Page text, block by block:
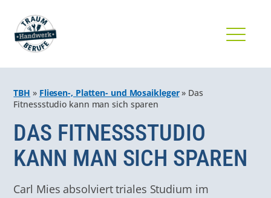
TBH » Fliesen-, Platten- und Mosaikleger» Das
Fitnessstudio kann man sich sparen
DAS FITNESSSTUDIO
KANN MAN SICH SPAREN
Carl Mies absolviert triales Studium im